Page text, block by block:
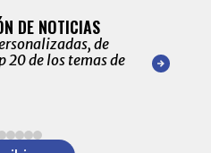
DE NOTICIAS
de
20 de los temas de
de las